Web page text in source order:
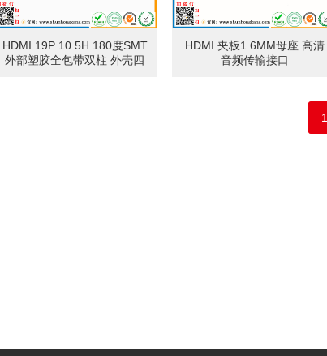
HDMI 19P 10.5H 180度SMT
外部塑胶全包带双柱 外壳四
HDMI 夹板1.6MM母座 高清
音频传输接口
1